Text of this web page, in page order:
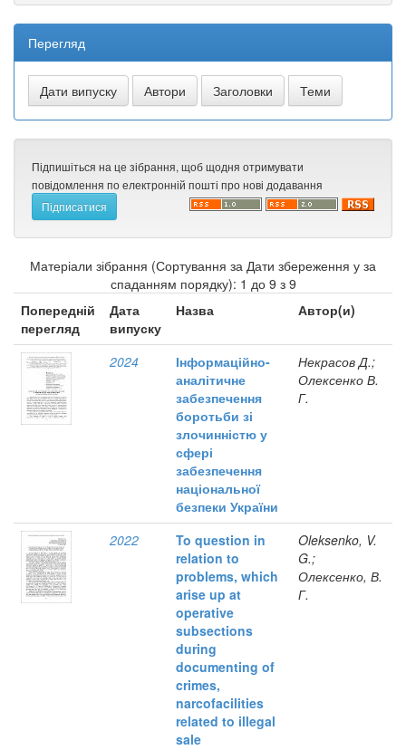
Перегляд
Підпишіться на це зібрання, щоб щодня отримувати
повідомлення по електронній пошті про нові додавання
Матеріали зібрання (Сортування за Дати збереження у за
спаданням порядку): 1 до 9 з 9
Попередній
перегляд
Дата
випуску
Назва Автор(и)
2024
Інформаційно-
аналітичне
забезпечення
боротьби зі
злочинністю у
сфері
забезпечення
національної
безпеки України
Некрасов Д.;
Олексенко В.
Г.
2022
To question in
relation to
problems, which
arise up at
operative
subsections
during
documenting of
crimes,
narcofacilities
related to illegal
sale
Oleksenko, V.
G.;
Олексенко, В.
Г.